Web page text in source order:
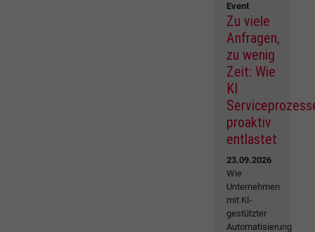
Event
Zu viele
Anfragen,
zu wenig
Zeit: Wie
KI
proaktiv
entlastet
23.09.2026
Wie
Unternehmen
mit KI-
gestützter
Automatisierung